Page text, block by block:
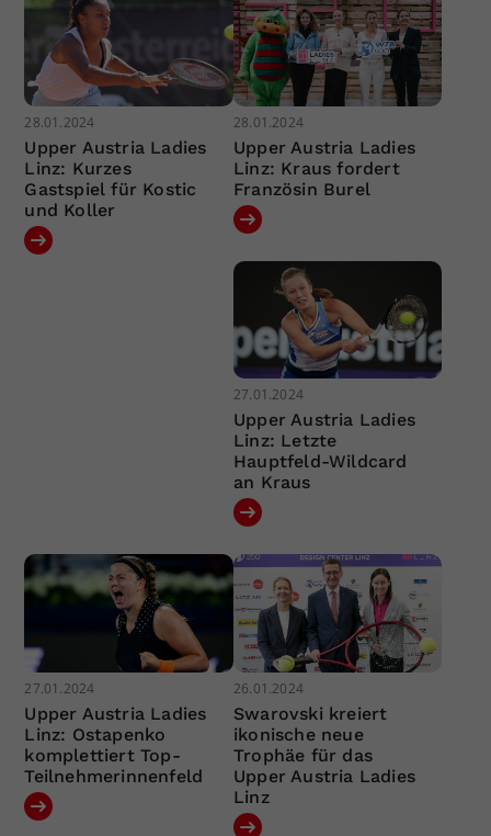
28.01.2024
Upper Austria Ladies
Linz: Kurzes
Gastspiel für Kostic
und Koller
28.01.2024
Upper Austria Ladies
Linz: Kraus fordert
Französin Burel
27.01.2024
Upper Austria Ladies
Linz: Letzte
Hauptfeld-Wildcard
an Kraus
27.01.2024
Upper Austria Ladies
Linz: Ostapenko
komplettiert Top-
Teilnehmerinnenfeld
26.01.2024
Swarovski kreiert
ikonische neue
Trophäe für das
Upper Austria Ladies
Linz